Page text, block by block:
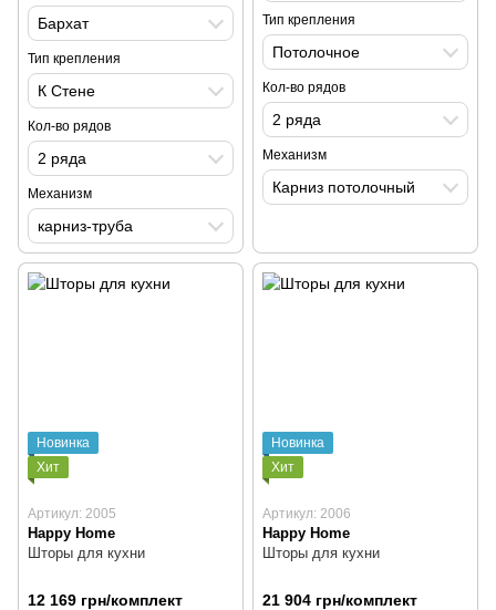
Бархат
Тип крепления
К Стене
Кол-во рядов
2 ряда
Механизм
карниз-труба
Тип крепления
Потолочное
Кол-во рядов
2 ряда
Механизм
Карниз потолочный
Новинка
Хит
Артикул: 2005
Happy Home
Шторы для кухни
12 169 грн/комплект
Новинка
Хит
Артикул: 2006
Happy Home
Шторы для кухни
21 904 грн/комплект